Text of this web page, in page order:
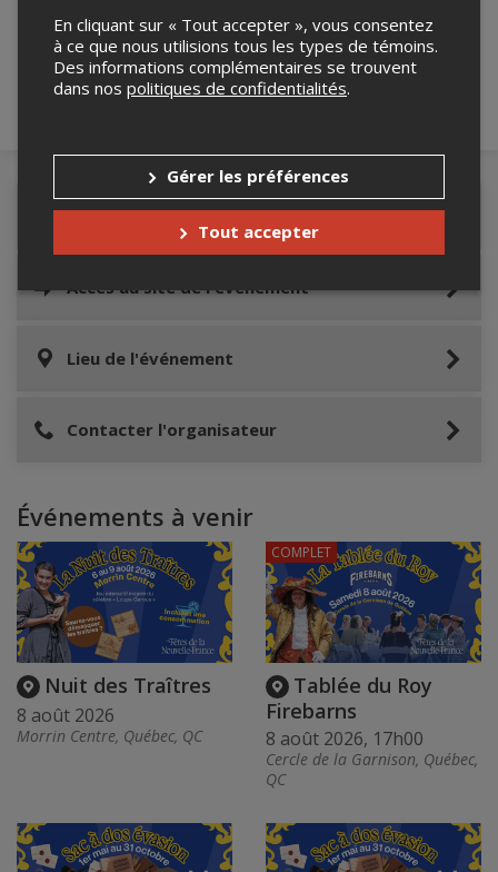
Détails de l'événement
Accès au site de l'événement
Lieu de l'événement
Contacter l'organisateur
Événements à venir
Nuit des Traîtres
8 août 2026
Morrin Centre, Québec, QC
Tablée du Roy
Firebarns
8 août 2026, 17h00
Cercle de la Garnison, Québec,
QC
COMPLET
En cliquant sur « Tout accepter », vous consentez
à ce que nous utilisions tous les types de témoins.
Des informations complémentaires se trouvent
dans nos politiques de confidentialités.
Gérer les préférences
Tout accepter